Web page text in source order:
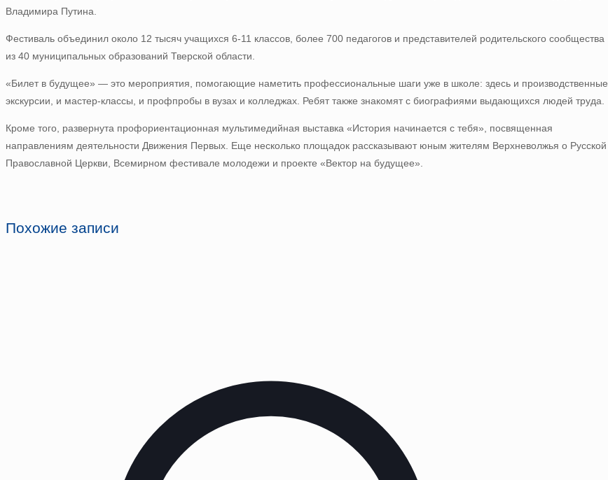
Владимира Путина.
Фестиваль объединил около 12 тысяч учащихся 6-11 классов, более 700 педагогов и представителей родительского сообщества
из 40 муниципальных образований Тверской области.
«Билет в будущее» — это мероприятия, помогающие наметить профессиональные шаги уже в школе: здесь и производственные
экскурсии, и мастер-классы, и профпробы в вузах и колледжах. Ребят также знакомят с биографиями выдающихся людей труда.
Кроме того, развернута профориентационная мультимедийная выставка «История начинается с тебя», посвященная
направлениям деятельности Движения Первых. Еще несколько площадок рассказывают юным жителям Верхневолжья о Русской
Православной Церкви, Всемирном фестивале молодежи и проекте «Вектор на будущее».
Похожие записи